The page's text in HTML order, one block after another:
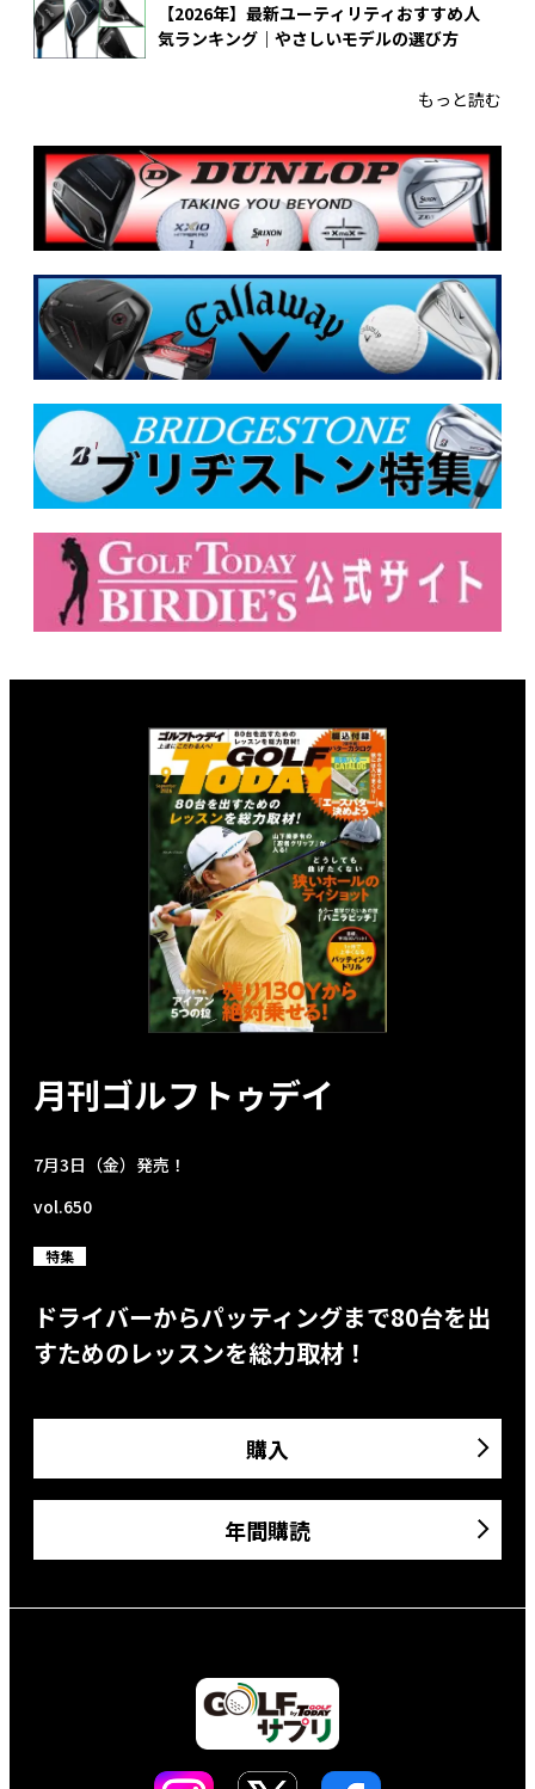
【2026年】最新ユーティリティおすすめ人
気ランキング｜やさしいモデルの選び方
もっと読む
月刊ゴルフトゥデイ
7月3日（金）発売！
vol.650
特集
ドライバーからパッティングまで80台を出
すためのレッスンを総力取材！
購入
年間購読